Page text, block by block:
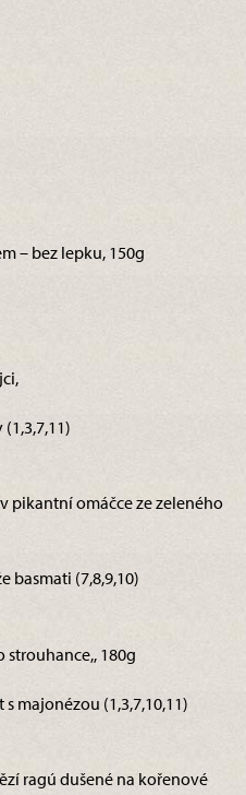
– bez lepku, 150g
pikantní omáčce ze zeleného
basmati (7,8,9,10)
strouhance,, 180g
majonézou (1,3,7,10,11)
ragú dušené na kořenové